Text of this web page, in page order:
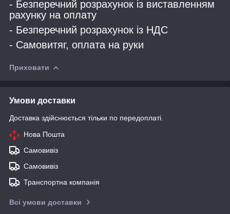
- Безперечний розрахунок із виставленням
рахунку на оплату
- Безперечний розрахунок із НДС
- Самовитяг, оплата на руки
Приховати
Умови доставки
Доставка здійснюється тільки по передоплаті.
Нова Пошта
Самовивіз
Самовивіз
Транспортна компанія
Всі умови доставки